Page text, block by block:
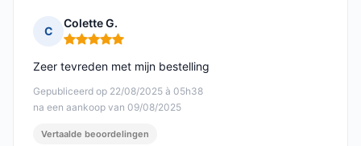
C
Colette G.
Opmerking: 5 van 5
Gepubliceerd op 22/08/2025 à 05h38
na een aankoop van 09/08/2025
Zeer tevreden met mijn bestelling
Vertaalde beoordelingen